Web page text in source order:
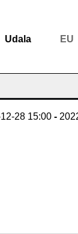
Udala EU
28 15:00 -